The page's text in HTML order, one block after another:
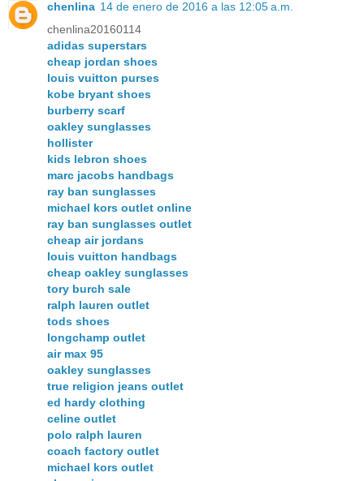
chenlina 14 de enero de 2016 a las 12:05 a.m.
chenlina20160114
adidas superstars
cheap jordan shoes
louis vuitton purses
kobe bryant shoes
burberry scarf
oakley sunglasses
hollister
kids lebron shoes
marc jacobs handbags
ray ban sunglasses
michael kors outlet online
ray ban sunglasses outlet
cheap air jordans
louis vuitton handbags
cheap oakley sunglasses
tory burch sale
ralph lauren outlet
tods shoes
longchamp outlet
air max 95
oakley sunglasses
true religion jeans outlet
ed hardy clothing
celine outlet
polo ralph lauren
coach factory outlet
michael kors outlet